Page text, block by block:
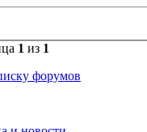
1 из 1
форумов